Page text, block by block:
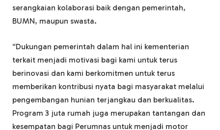
serangkaian kolaborasi baik dengan pemerintah,
BUMN, maupun swasta.
“Dukungan pemerintah dalam hal ini kementerian
terkait menjadi motivasi bagi kami untuk terus
berinovasi dan kami berkomitmen untuk terus
memberikan kontribusi nyata bagi masyarakat melalui
pengembangan hunian terjangkau dan berkualitas.
Program 3 juta rumah juga merupakan tantangan dan
kesempatan bagi Perumnas untuk menjadi motor